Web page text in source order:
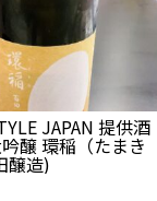
JAPAN 提供酒
醸 環稲（たまき
醸造)